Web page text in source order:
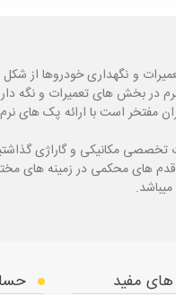
و نگهداری خودروها
در بخش های تعمیرات و نگه
مفتخر است با ارائه پک
تخصصی مکانیکی و گاراژی
مفید